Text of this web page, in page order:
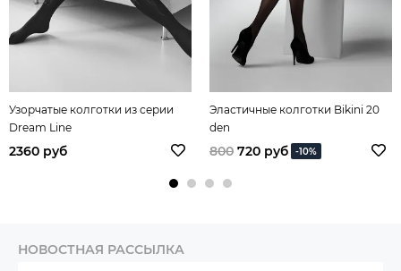
Узорчатые колготки из серии
Dream Line
2360 руб
Эластичные колготки Bikini 20
den
800 720 руб -10%
НОВОСТНАЯ РАССЫЛКА